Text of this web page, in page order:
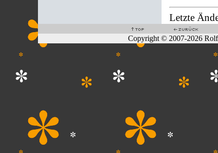
Letzte
Copyright © 2007-2026